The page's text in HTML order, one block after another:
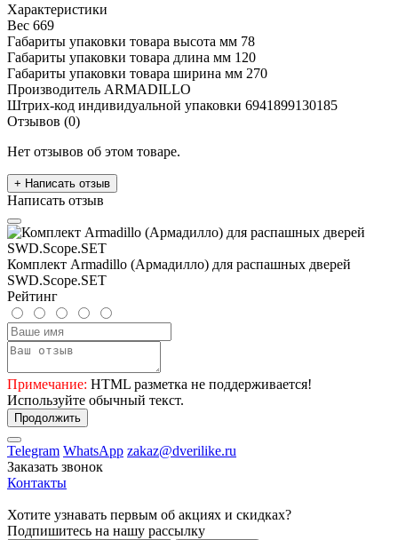
Характеристики
Вес 669
Габариты упаковки товара высота мм 78
Габариты упаковки товара длина мм 120
Габариты упаковки товара ширина мм 270
Производитель ARMADILLO
Штрих-код индивидуальной упаковки 6941899130185
Отзывов (0)
Нет отзывов об этом товаре.
+ Написать отзыв
Написать отзыв
Комплект Armadillo (Армадилло) для раcпашных дверей
SWD.Scope.SET
Рейтинг
Примечание: HTML разметка не поддерживается!
Используйте обычный текст.
Продолжить
Telegram WhatsApp zakaz@dverilike.ru
Заказать звонок
Контакты
Хотите узнавать первым об акциях и скидках?
Подпишитесь на нашу рассылку